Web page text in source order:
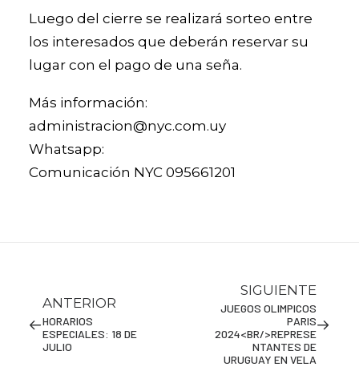
Luego del cierre se realizará sorteo entre
los interesados que deberán reservar su
lugar con el pago de una seña.
Más información:
administracion@nyc.com.uy
Whatsapp:
Comunicación NYC 095661201
ANTERIOR
HORARIOS
ESPECIALES: 18 DE
JULIO
SIGUIENTE
JUEGOS OLIMPICOS
PARIS
2024<BR/>REPRESE
NTANTES DE
URUGUAY EN VELA